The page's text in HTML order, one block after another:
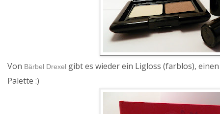
Von Bärbel Drexel gibt es wieder ein Ligloss (farblos),
Palette :)